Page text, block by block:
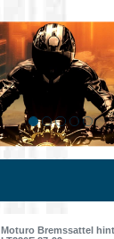
Moturo Bremssattel